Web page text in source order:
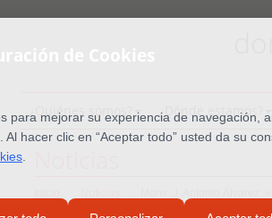
para mejorar su experiencia de navegación,
Al hacer clic en “Aceptar todo” usted da su
¿Quiénes somos? ¿Dónde estamos?